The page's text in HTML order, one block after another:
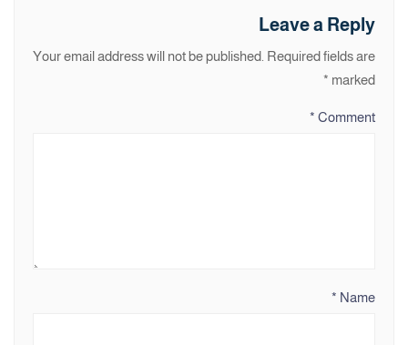
Leave a Reply
Your email address will not be published. Required fields are
marked
*
Comment
*
Name
*